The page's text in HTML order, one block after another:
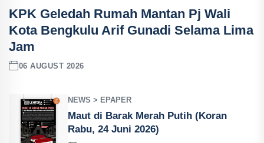
KPK Geledah Rumah Mantan Pj Wali
Kota Bengkulu Arif Gunadi Selama Lima
Jam
06 AUGUST 2026
NEWS > EPAPER
Maut di Barak Merah Putih (Koran
Rabu, 24 Juni 2026)